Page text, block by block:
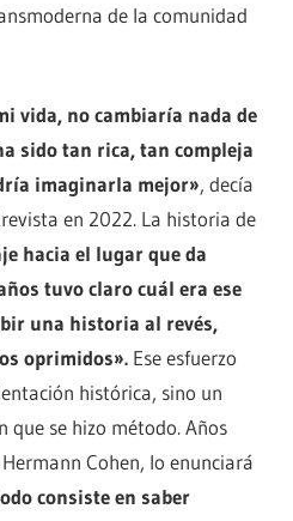
de la comunidad
vida, no cambiaría nada de
sido tan rica, tan compleja
imaginarla mejor», decía
en 2022. La historia de
hacia el lugar que da
tuvo claro cuál era ese
una historia al revés,
oprimidos». Ese esfuerzo
histórica, sino un
que se hizo método. Años
Cohen, lo enunciará
consiste en saber